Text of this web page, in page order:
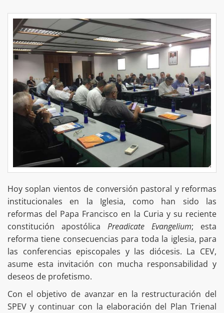
Hoy soplan vientos de conversión pastoral y reformas
institucionales en la Iglesia, como han sido las
reformas del Papa Francisco en la Curia y su reciente
constitución apostólica Preadicate Evangelium; esta
reforma tiene consecuencias para toda la iglesia, para
las conferencias episcopales y las diócesis. La CEV,
asume esta invitación con mucha responsabilidad y
deseos de profetismo.
Con el objetivo de avanzar en la restructuración del
SPEV y continuar con la elaboración del Plan Trienal